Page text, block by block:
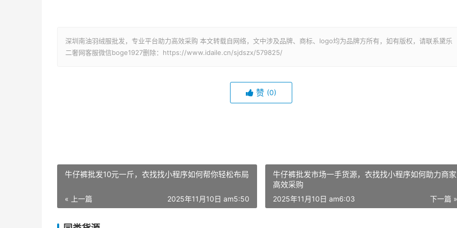
深圳南油羽绒服批发，专业平台助力高效采购 本文转载自网络，文中涉及品牌、商标、logo均为品牌方所有，如有版权，请联系黛乐
二奢网客服微信boge1927删除：https://www.idaile.cn/sjdszx/579825/
赞 (0)
牛仔裤批发10元一斤，衣找找小程序如何帮你轻松布局
« 上一篇 2025年11月10日 am5:50
牛仔裤批发市场一手货源，衣找找小程序如何助力商家
高效采购
下一篇 »
2025年11月10日 am6:03